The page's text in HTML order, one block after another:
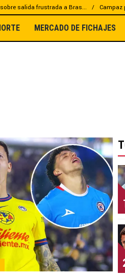
salida frustrada a Bras... Campaz
MERCADO DE FICHAJES